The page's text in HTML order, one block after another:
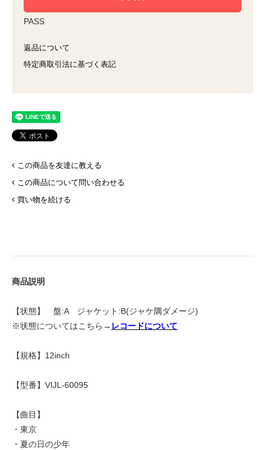
PASS
返品について
特定商取引法に基づく表記
この商品を友達に教える
この商品について問い合わせる
買い物を続ける
商品説明
【状態】 盤:A ジャケット:B(ジャケ隅ダメージ)
※状態についてはこちら→ レコードについて
【規格】12inch
【型番】VIJL-60095
【曲目】
・東京
・夏の日の少年